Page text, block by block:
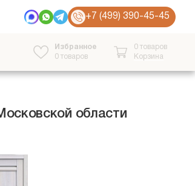
+7 (499) 390-45-45
Избранное
0 товаров
0 товаров
Корзина
области